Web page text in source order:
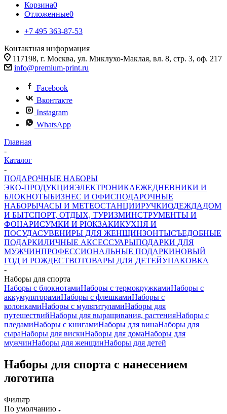
Корзина0
Отложенные0
+7 495 363-87-53
Контактная информация
117198, г. Москва, ул. Миклухо-Маклая, вл. 8, стр. 3, оф. 217
info@premium-print.ru
Facebook
Вконтакте
Instagram
WhatsApp
Главная
-
Каталог
-
ПОДАРОЧНЫЕ НАБОРЫ
ЭКО-ПРОДУКЦИЯЭЛЕКТРОНИКАЕЖЕДНЕВНИКИ И
БЛОКНОТЫБИЗНЕС И ОФИСПОДАРОЧНЫЕ
НАБОРЫЧАСЫ И МЕТЕОСТАНЦИИРУЧКИОДЕЖДАДОМ
И БЫТСПОРТ, ОТДЫХ, ТУРИЗМИНСТРУМЕНТЫ И
ФОНАРИСУМКИ И РЮКЗАКИКУХНЯ И
ПОСУДАСУВЕНИРЫ ДЛЯ ЖЕНЩИНЗОНТЫСЪЕДОБНЫЕ
ПОДАРКИЛИЧНЫЕ АКСЕССУАРЫПОДАРКИ ДЛЯ
МУЖЧИНПРОФЕССИОНАЛЬНЫЕ ПОДАРКИНОВЫЙ
ГОД И РОЖДЕСТВОТОВАРЫ ДЛЯ ДЕТЕЙУПАКОВКА
-
Наборы для спорта
Наборы с блокнотамиНаборы с термокружкамиНаборы с
аккумуляторамиНаборы с флешкамиНаборы с
колонкамиНаборы с мультитуламиНаборы для
путешествийНаборы для выращивания, растенияНаборы с
пледамиНаборы с книгамиНаборы для винаНаборы для
сыраНаборы для вискиНаборы для домаНаборы для
мужчинНаборы для женщинНаборы для детей
Наборы для спорта с нанесением
логотипа
Фильтр
По умолчанию